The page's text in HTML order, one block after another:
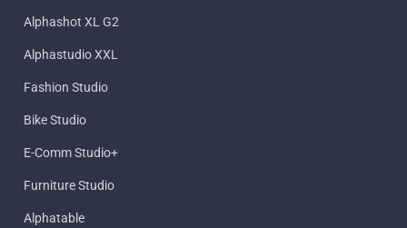
Alphashot XL G2
Alphastudio XXL
Fashion Studio
Bike Studio
E-Comm Studio+
Furniture Studio
Alphatable